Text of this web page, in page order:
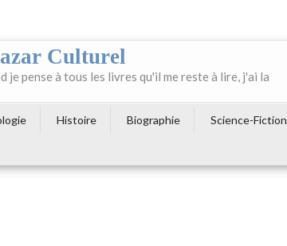
Culturel
pense à tous les livres qu'il me reste à lire, j'ai la
Histoire Biographie Science-Fiction